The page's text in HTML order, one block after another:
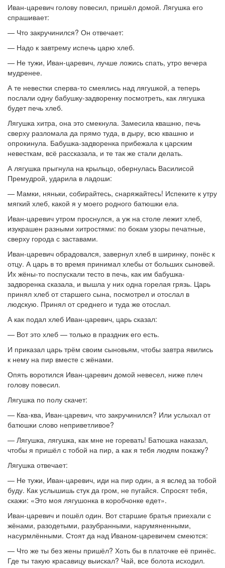
Иван-царевич голову повесил, пришёл домой. Лягушка его
спрашивает:
— Что закручинился? Он отвечает:
— Надо к завтрему испечь царю хлеб.
— Не тужи, Иван-царевич, лучше ложись спать, утро вечера
мудренее.
А те невестки сперва-то смеялись над лягушкой, а теперь
послали одну бабушку-задворенку посмотреть, как лягушка
будет печь хлеб.
Лягушка хитра, она это смекнула. Замесила квашню, печь
сверху разломала да прямо туда, в дыру, всю квашню и
опрокинула. Бабушка-задворенка прибежала к царским
невесткам, всё рассказала, и те так же стали делать.
А лягушка прыгнула на крыльцо, обернулась Василисой
Премудрой, ударила в ладоши:
— Мамки, няньки, собирайтесь, снаряжайтесь! Испеките к утру
мягкий хлеб, какой я у моего родного батюшки ела.
Иван-царевич утром проснулся, а уж на столе лежит хлеб,
изукрашен разными хитростями: по бокам узоры печатные,
сверху города с заставами.
Иван-царевич обрадовался, завернул хлеб в ширинку, понёс к
отцу. А царь в то время принимал хлебы от больших сыновей.
Их жёны-то поспускали тесто в печь, как им бабушка-
задворенка сказала, и вышла у них одна горелая грязь. Царь
принял хлеб от старшего сына, посмотрел и отослал в
людскую. Принял от среднего и туда же отослал.
А как подал хлеб Иван-царевич, царь сказал:
— Вот это хлеб — только в праздник его есть.
И приказал царь трём своим сыновьям, чтобы завтра явились
к нему на пир вместе с жёнами.
Опять воротился Иван-царевич домой невесел, ниже плеч
голову повесил.
Лягушка по полу скачет:
— Ква-ква, Иван-царевич, что закручинился? Или услыхал от
батюшки слово неприветливое?
— Лягушка, лягушка, как мне не горевать! Батюшка наказал,
чтобы я пришёл с тобой на пир, а как я тебя людям покажу?
Лягушка отвечает:
— Не тужи, Иван-царевич, иди на пир один, а я вслед за тобой
буду. Как услышишь стук да гром, не пугайся. Спросят тебя,
скажи: «Это моя лягушонка в коробчонке едет».
Иван-царевич и пошёл один. Вот старшие братья приехали с
жёнами, разодетыми, разубранными, нарумяненными,
насурмлёнными. Стоят да над Иваном-царевичем смеются:
— Что же ты без жены пришёл? Хоть бы в платочке её принёс.
Где ты такую красавицу выискал? Чай, все болота исходил.